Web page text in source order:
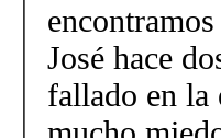
José hace
fallado en la